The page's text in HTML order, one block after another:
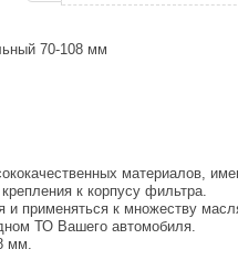
70-108 мм
материалов,
к корпусу фильтра.
и применяться к множеству
ТО Вашего автомобиля.
мм.